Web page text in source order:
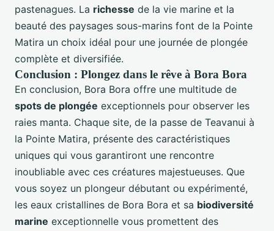
pastenagues. La richesse de la vie marine et la
beauté des paysages sous-marins font de la Pointe
Matira un choix idéal pour une journée de plongée
complète et diversifiée.
Conclusion : Plongez dans le rêve à Bora Bora
En conclusion, Bora Bora offre une multitude de
spots de plongée exceptionnels pour observer les
raies manta. Chaque site, de la passe de Teavanui à
la Pointe Matira, présente des caractéristiques
uniques qui vous garantiront une rencontre
inoubliable avec ces créatures majestueuses. Que
vous soyez un plongeur débutant ou expérimenté,
les eaux cristallines de Bora Bora et sa biodiversité
marine exceptionnelle vous promettent des